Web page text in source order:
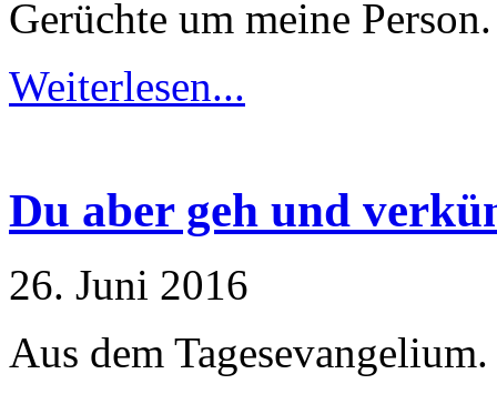
Gerüchte um meine Person.
Weiterlesen...
Du aber geh und
26. Juni 2016
Aus dem Tagesevangelium.